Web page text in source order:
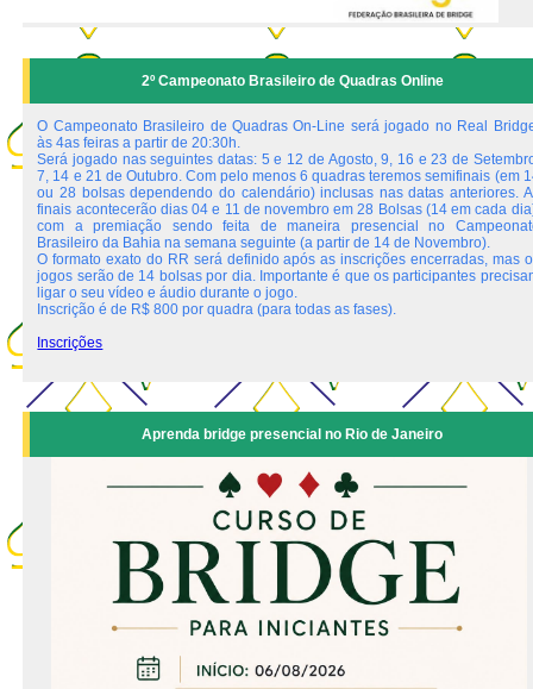
2º Campeonato Brasileiro de Quadras Online
O Campeonato Brasileiro de Quadras On-Line será jogado no Real
às 4as feiras a partir de 20:30h.
Será jogado nas seguintes datas: 5 e 12 de Agosto, 9, 16 e 23 de
7, 14 e 21 de Outubro. Com pelo menos 6 quadras teremos semifinais (em
ou 28 bolsas dependendo do calendário) inclusas nas datas anteriores.
finais acontecerão dias 04 e 11 de novembro em 28 Bolsas (14 em cada
com a premiação sendo feita de maneira presencial no
Brasileiro da Bahia na semana seguinte (a partir de 14 de Novembro).
O formato exato do RR será definido após as inscrições encerradas, mas
jogos serão de 14 bolsas por dia. Importante é que os participantes
ligar o seu vídeo e áudio durante o jogo.
Inscrição é de R$ 800 por quadra (para todas as fases).
Inscrições
Aprenda bridge presencial no Rio de Janeiro